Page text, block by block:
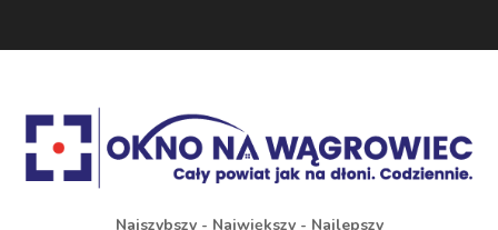
Najszybszy - Największy - Najlepszy